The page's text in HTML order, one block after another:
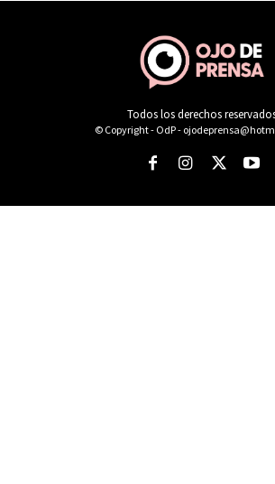
Todos los derechos
© Copyright - OdP -